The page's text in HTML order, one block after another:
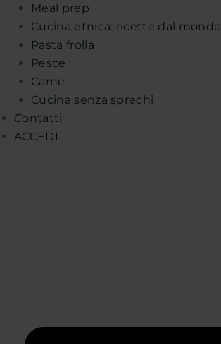
Meal prep
Cucina etnica: ricette dal mondo
Pasta frolla
Pesce
Carne
Cucina senza sprechi
Contatti
ACCEDI